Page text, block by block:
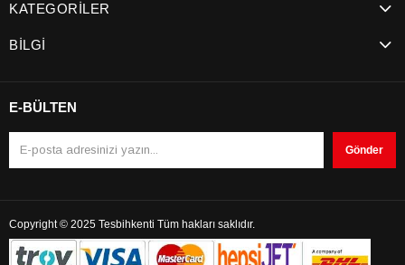
KATEGORİLER
BİLGİ
E-BÜLTEN
Gönder
Copyright © 2025 Tesbihkenti Tüm hakları saklıdır.